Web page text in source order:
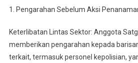
1. Pengarahan Sebelum Aksi
Keterlibatan Lintas Sektor: Anggota
memberikan pengarahan kepada
terkait, termasuk personel kepolisian,